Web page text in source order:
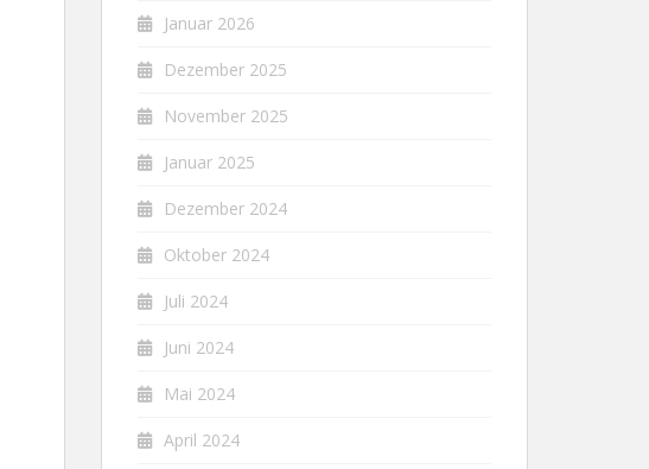
Januar 2026
Dezember 2025
November 2025
Januar 2025
Dezember 2024
Oktober 2024
Juli 2024
Juni 2024
Mai 2024
April 2024